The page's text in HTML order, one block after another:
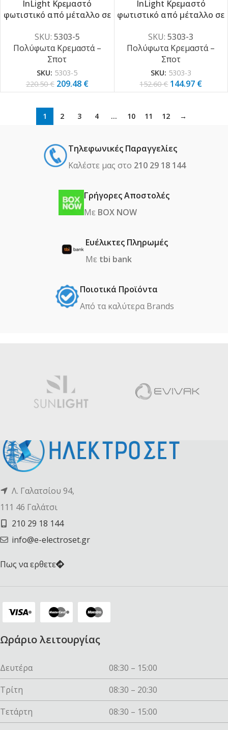
InLight Κρεμαστό
φωτιστικό από μέταλλο σε
κρύσταλλα 5XE14 D:60cm
(5303-5)
SKU: 5303-5
Πολύφωτα Κρεμαστά –
Σποτ
SKU: 5303-5
220.50€ 209.48 €
InLight Κρεμαστό
φωτιστικό από μέταλλο σε
κρύσταλλα 3XE14 D:55cm
(5303-3)
SKU:5303-3
Πολύφωτα Κρεμαστά –
Σποτ
SKU: 5303-3
152.60€ 144.97 €
1 2 3 4 … 10 11 12 →
Τηλεφωνικές Παραγγελίες
Καλέστε μας στο 210 29 18 144
Γρήγορες Αποστολές
Με BOX NOW
Ευέλικτες Πληρωμές
Με tbi bank
Ποιοτικά Προϊόντα
Από τα καλύτερα Βrands
Λ. Γαλατσίου 94,
111 46 Γαλάτσι
210 29 18 144
info@e-electroset.gr
Πως να ερθετε
Ωράριο λειτουργίας
Δευτέρα
08:30 – 15:00
Τρίτη
08:30 – 20:30
Τετάρτη
08:30 – 15:00